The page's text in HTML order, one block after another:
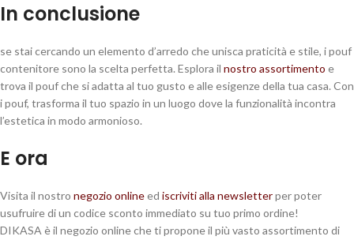
In conclusione
se stai cercando un elemento d’arredo che unisca praticità e stile, i pouf
contenitore sono la scelta perfetta. Esplora il nostro assortimento e
trova il pouf che si adatta al tuo gusto e alle esigenze della tua casa. Con
i pouf, trasforma il tuo spazio in un luogo dove la funzionalità incontra
l’estetica in modo armonioso.
E ora
Visita il nostro negozio onlineed iscriviti alla newsletterper poter
usufruire di un codice sconto immediato su tuo primo ordine!
DIKASA è il negozio online che ti propone il più vasto assortimento di